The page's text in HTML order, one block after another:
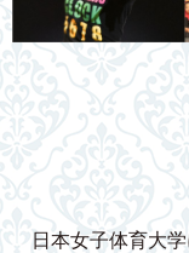
日本女子体育大